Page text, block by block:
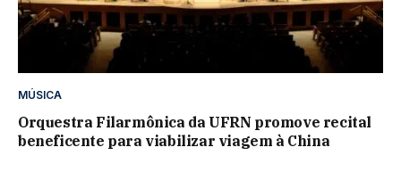
MÚSICA
Orquestra Filarmônica da UFRN promove recital
beneficente para viabilizar viagem à China